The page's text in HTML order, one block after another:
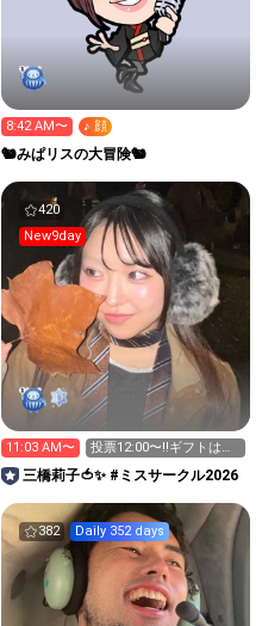
8:42 AM〜 ♪ 顔
🐿️みぱリスの大冒険🐿️
420
New9day
11:03 AM〜
投票12:00〜‼︎ギフトは明
日からよろしくね🩷✨
三橋莉子🍅✨ #ミスサークル2026
382 Daily 352 days